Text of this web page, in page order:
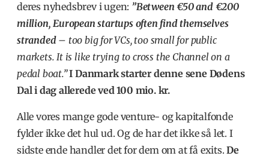
deres nyhedsbrev i ugen: ”Between €50 and €200
million, European startups often find themselves
stranded– too big for VCs, too small for public
markets. It is like trying to cross the Channel on a
pedal boat.”I Danmark starter denne sene Dødens
Dal i dag allerede ved 100 mio. kr.
Alle vores mange gode venture- og kapitalfonde
fylder ikke det hul ud. Og de har det ikke så let. I
sidste ende handler det for dem om at få exits.De